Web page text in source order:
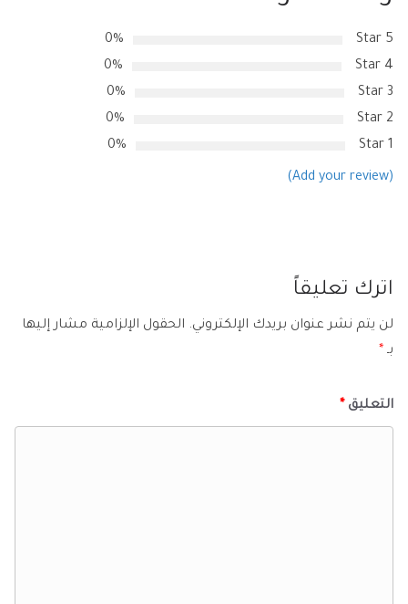
5 Star
0%
4 Star
0%
3 Star
0%
2 Star
0%
1 Star
0%
(Add your review)
اترك تعليقاً
لن يتم نشر عنوان بريدك الإلكتروني. الحقول الإلزامية مشار إليها
بـ *
التعليق*